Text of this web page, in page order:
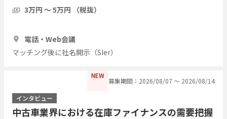
3万円 〜 5万円 （税抜）
電話・Web会議
マッチング後に社名開示（SIer）
NEW
募集期間：2026/08/07 〜 2026/08/14
インタビュー
中古車業界における在庫ファイナンスの需要把握